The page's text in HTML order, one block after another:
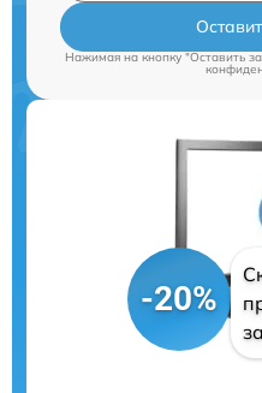
Нажимая на кнопку "Оставить
-20%